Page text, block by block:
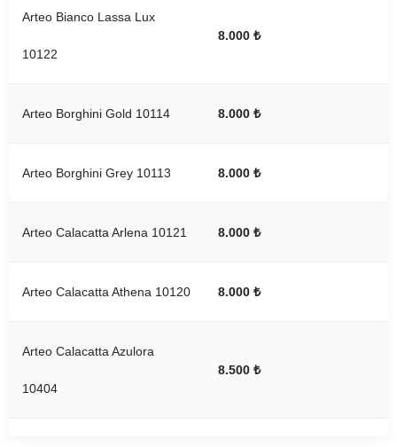
Arteo Bianco Lassa Lux
10122
8.000 ₺
Arteo Borghini Gold 10114 8.000 ₺
Arteo Borghini Grey 10113 8.000 ₺
Arteo Calacatta Arlena 10121 8.000 ₺
Arteo Calacatta Athena 10120 8.000 ₺
Arteo Calacatta Azulora
10404
8.500 ₺